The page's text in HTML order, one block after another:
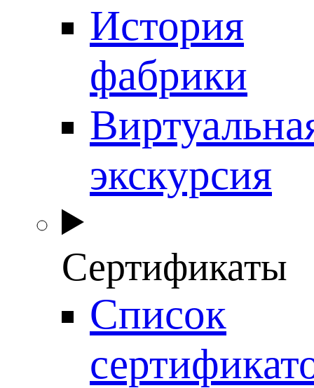
История
фабрики
экскурсия
Сертификаты
Список